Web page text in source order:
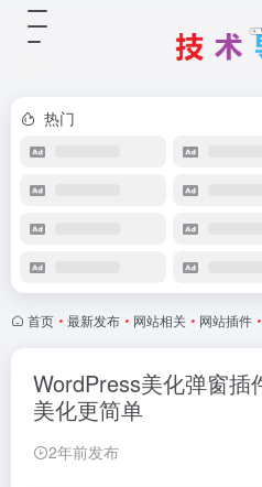
热门
首页 • 最新发布 • 网站相关 • 网站插件 •
WordPress美化弹窗插
美化更简单
2年前发布